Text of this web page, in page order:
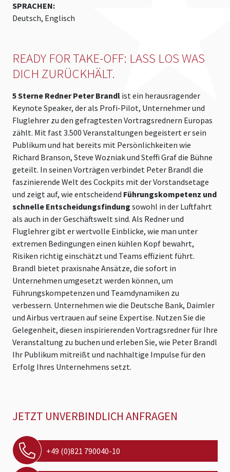
SPRACHEN:
Deutsch, Englisch
READY FOR TAKE-OFF: LASS LOS WAS
DICH ZURÜCKHÄLT.
5 Sterne Redner Peter Brandl ist ein herausragender
Keynote Speaker, der als Profi-Pilot, Unternehmer und
Fluglehrer zu den gefragtesten Vortragsrednern Europas
zählt. Mit fast 3.500 Veranstaltungen begeistert er sein
Publikum und hat bereits mit Persönlichkeiten wie
Richard Branson, Steve Wozniak und Steffi Graf die Bühne
geteilt. In seinen Vorträgen verbindet Peter Brandl die
faszinierende Welt des Cockpits mit der Vorstandsetage
und zeigt auf, wie entscheidend Führungskompetenz und
schnelle Entscheidungsfindung sowohl in der Luftfahrt
als auch in der Geschäftswelt sind. Als Redner und
Fluglehrer gibt er wertvolle Einblicke, wie man unter
extremen Bedingungen einen kühlen Kopf bewahrt,
Risiken richtig einschätzt und Teams effizient führt.
Brandl bietet praxisnahe Ansätze, die sofort in
Unternehmen umgesetzt werden können, um
Führungskompetenzen und Teamdynamiken zu
verbessern. Unternehmen wie die Deutsche Bank, Daimler
und Airbus vertrauen auf seine Expertise. Nutzen Sie die
Gelegenheit, diesen inspirierenden Vortragsredner für Ihre
Veranstaltung zu buchen und erleben Sie, wie Peter Brandl
Ihr Publikum mitreißt und nachhaltige Impulse für den
Erfolg Ihres Unternehmens setzt.
JETZT UNVERBINDLICH ANFRAGEN
+49 (0)821 790040-10